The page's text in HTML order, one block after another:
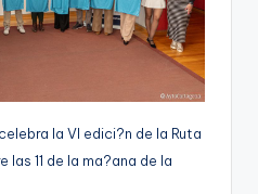
la VI edici?n de la Ruta
11 de la ma?ana de la